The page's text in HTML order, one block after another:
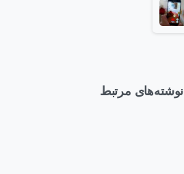
نوشته‌های مرتبط